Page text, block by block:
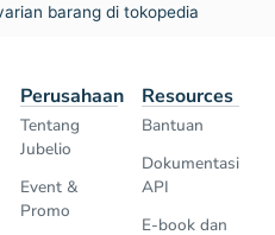
barang di tokopedia
Perusahaan
Tentang
Jubelio
Event &
Promo
Resources
Bantuan
Dokumentasi
API
E-book dan